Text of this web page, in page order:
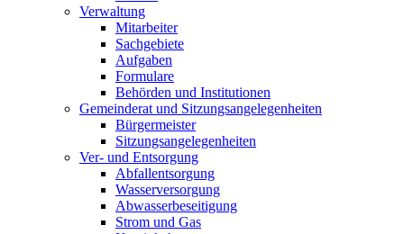
Verwaltung
Mitarbeiter
Sachgebiete
Aufgaben
Formulare
Behörden und Institutionen
Gemeinderat und Sitzungsangelegenheiten
Bürgermeister
Sitzungsangelegenheiten
Ver- und Entsorgung
Abfallentsorgung
Wasserversorgung
Abwasserbeseitigung
Strom und Gas